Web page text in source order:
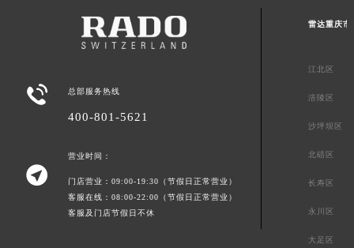
 总部服务热线
400-801-5621

营业时间：
门店营业：09:00-19:30（节假日正常营业）
客服在线：08:00-22:00（节假日正常营业）
客服及门店节假日不休
雷达重庆市
江北区
涪陵区
沙坪坝区
北碚区
长寿区
永川区
大足区